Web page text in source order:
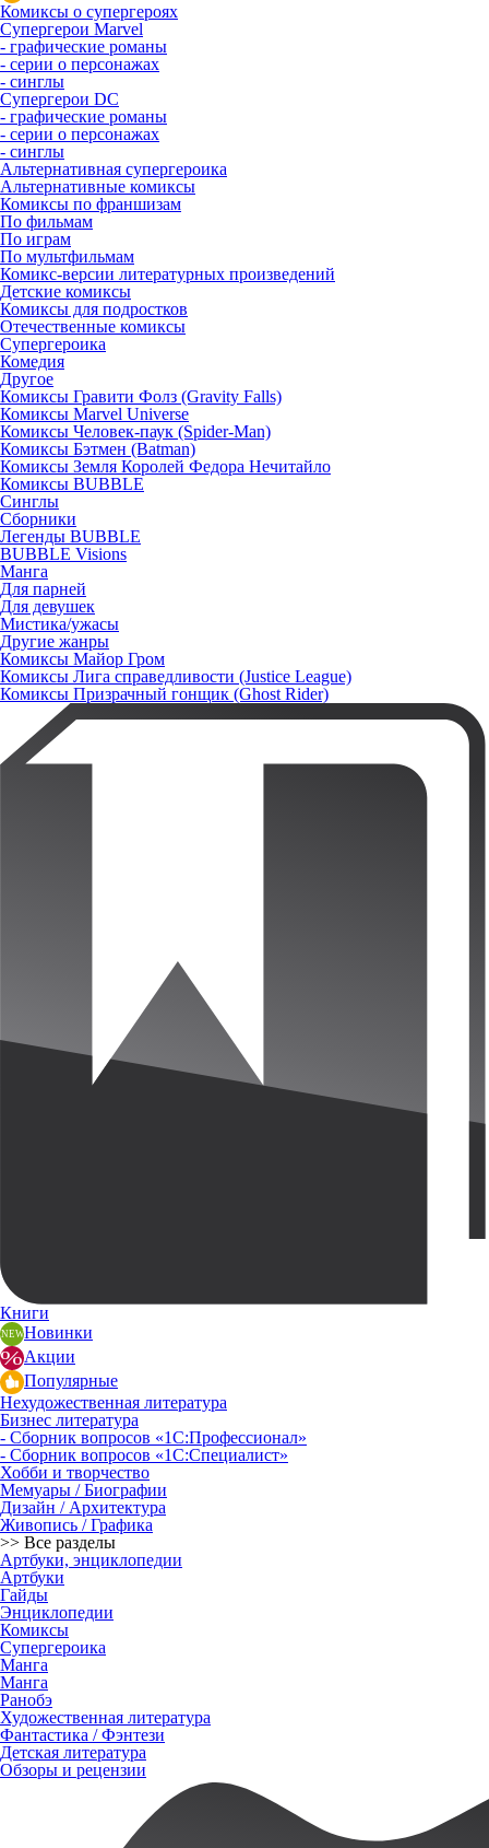
Комиксы о супергероях
Супергерои Marvel
- графические романы
- серии о персонажах
- синглы
Супергерои DC
- графические романы
- серии о персонажах
- синглы
Альтернативная супергероика
Альтернативные комиксы
Комиксы по франшизам
По фильмам
По играм
По мультфильмам
Комикс-версии литературных произведений
Детские комиксы
Комиксы для подростков
Отечественные комиксы
Супергероика
Комедия
Другое
Комиксы Гравити Фолз (Gravity Falls)
Комиксы Marvel Universe
Комиксы Человек-паук (Spider-Man)
Комиксы Бэтмен (Batman)
Комиксы Земля Королей Федора Нечитайло
Комиксы BUBBLE
Синглы
Сборники
Легенды BUBBLE
BUBBLE Visions
Манга
Для парней
Для девушек
Мистика/ужасы
Другие жанры
Комиксы Майор Гром
Комиксы Лига справедливости (Justice League)
Комиксы Призрачный гонщик (Ghost Rider)
Книги
Новинки
Акции
Популярные
Нехудожественная литература
Бизнес литература
- Сборник вопросов «1С:Профессионал»
- Сборник вопросов «1С:Специалист»
Хобби и творчество
Мемуары / Биографии
Дизайн / Архитектура
Живопись / Графика
>> Все разделы
Артбуки, энциклопедии
Артбуки
Гайды
Энциклопедии
Комиксы
Супергероика
Манга
Манга
Ранобэ
Художественная литература
Фантастика / Фэнтези
Детская литература
Обзоры и рецензии